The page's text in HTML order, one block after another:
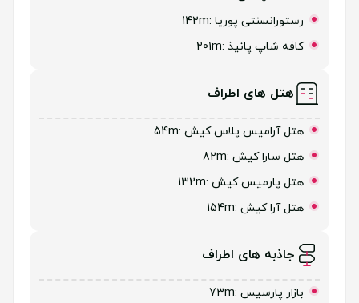
رستورانسنتی پوریا :142m
كافه شاپ پانیذ :201m
هتل های اطراف
هتل آرامیس پلاس کیش :54m
هتل سارا کیش :82m
هتل پارمیس کیش :132m
هتل آرا کیش :154m
جاذبه های اطراف
بازار پارسیس :73m